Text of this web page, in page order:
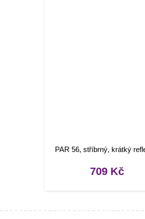
PAR 56, stříbrný, krátký
709 Kč